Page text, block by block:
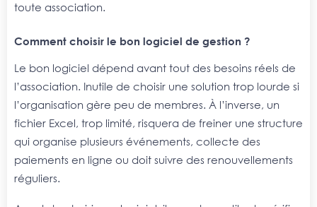
toute association.
Comment choisir le bon logiciel de gestion ?
Le bon logiciel dépend avant tout des besoins réels de
l’association. Inutile de choisir une solution trop lourde si
l’organisation gère peu de membres. À l’inverse, un
fichier Excel, trop limité, risquera de freiner une structure
qui organise plusieurs événements, collecte des
paiements en ligne ou doit suivre des renouvellements
réguliers.